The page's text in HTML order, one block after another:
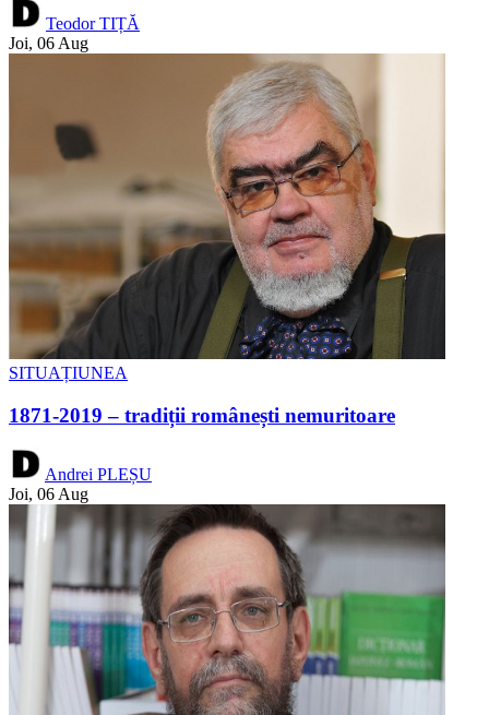
Teodor TIȚĂ
Joi, 06 Aug
SITUAȚIUNEA
1871-2019 – tradiții românești nemuritoare
Andrei PLEȘU
Joi, 06 Aug